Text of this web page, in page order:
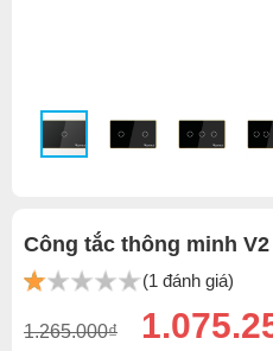
Công tắc thông minh
(1 đánh giá)
1.265.000₫